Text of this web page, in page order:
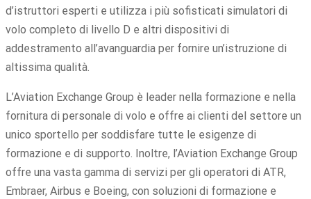
d’istruttori esperti e utilizza i più sofisticati simulatori di
volo completo di livello D e altri dispositivi di
addestramento all’avanguardia per fornire un’istruzione di
altissima qualità.
L’Aviation Exchange Group è leader nella formazione e nella
fornitura di personale di volo e offre ai clienti del settore un
unico sportello per soddisfare tutte le esigenze di
formazione e di supporto. Inoltre, l’Aviation Exchange Group
offre una vasta gamma di servizi per gli operatori di ATR,
Embraer, Airbus e Boeing, con soluzioni di formazione e